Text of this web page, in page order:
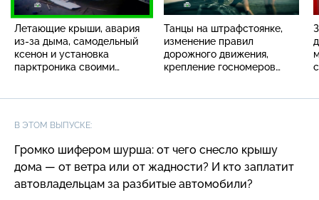
Летающие крыши, авария
из-за дыма, самодельный
ксенон и установка
парктроника своими
Танцы на штрафстоянке,
изменение правил
дорожного движения,
крепление госномеров
В ЭТОМ ВЫПУСКЕ:
Громко шифером шурша: от чего снесло крышу
дома — от ветра или от жадности? И кто заплатит
автовладельцам за разбитые автомобили?